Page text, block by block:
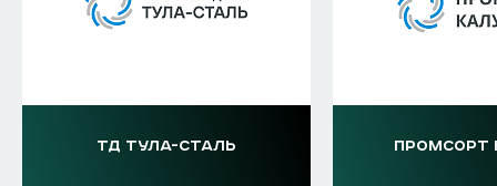
ТД ТУЛА-СТАЛЬ ПРОМСОРТ